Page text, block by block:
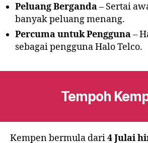
Peluang Berganda– Sertai
banyak peluang menang.
Percuma untuk Pengguna–
sebagai pengguna Halo Telco.
Tempoh
Kempen bermula dari4 Julai